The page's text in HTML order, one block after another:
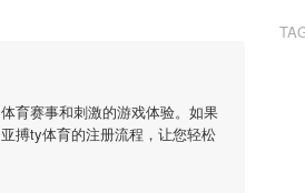
育赛事和刺激的游戏体验。如果
亚搏ty体育的注册流程，让您轻松